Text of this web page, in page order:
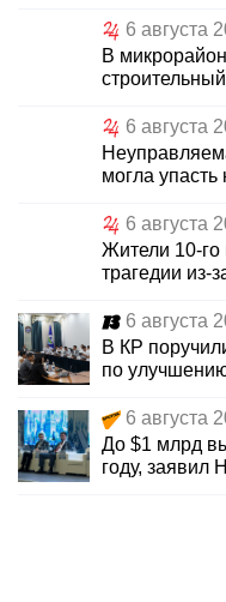
6 августа
В
6 августа
могла
6 августа
Жители 10-го
трагедии из-
6 августа
В КР
по
6 августа
До $1 млрд
году, заявил